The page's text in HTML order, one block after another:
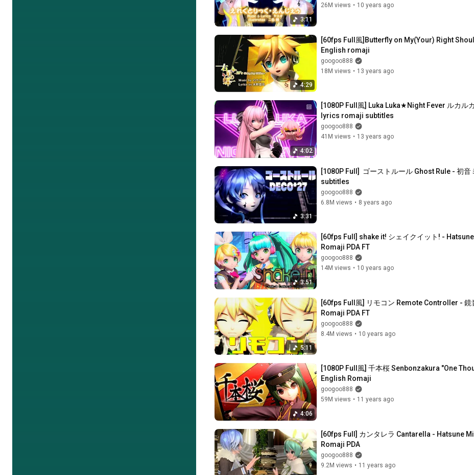
3:11
26M views • 10 years ago
4:29
[60fps Full風]Butterfly on My(Your) Right
English romaji
googoo888
18M views • 13 years ago
4:02
[1080P Full風] Luka Luka★Night Fever ルカル
lyrics romaji subtitles
googoo888
41M views • 13 years ago
3:31
[1080P Full]  ゴーストルール Ghost Rule - 初
subtitles
googoo888
6.8M views • 8 years ago
3:51
[60fps Full] shake it! シェイクイット! -
Romaji PDA FT
googoo888
14M views • 10 years ago
5:11
[60fps Full風] リモコン Remote Controller -
Romaji PDA FT
googoo888
8.4M views • 10 years ago
4:06
[1080P Full風] 千本桜 Senbonzakura "One
English Romaji
googoo888
59M views • 11 years ago
[60fps Full] カンタレラ Cantarella - Hatsune
Romaji PDA
googoo888
9.2M views • 11 years ago